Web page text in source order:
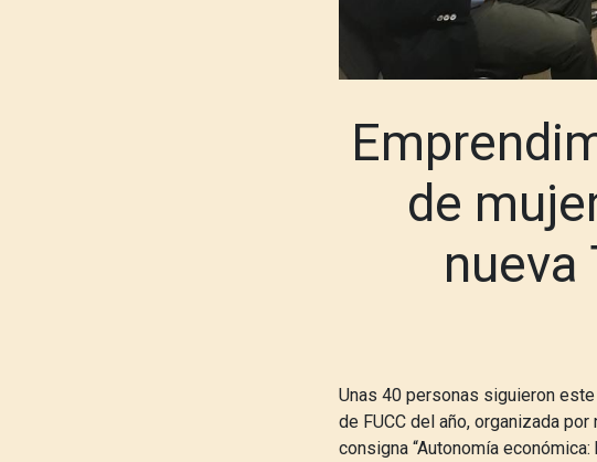
de
nueva
Unas 40 personas siguieron
de FUCC del año, organizada
consigna “Autonomía